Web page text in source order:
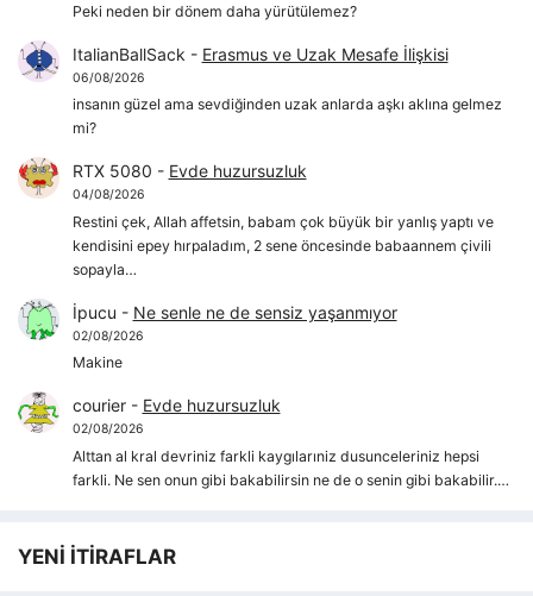
Peki neden bir dönem daha yürütülemez?
ItalianBallSack - Erasmus ve Uzak Mesafe İlişkisi
06/08/2026
insanın güzel ama sevdiğinden uzak anlarda aşkı aklına gelmez
mi?
RTX 5080 - Evde huzursuzluk
04/08/2026
Restini çek, Allah affetsin, babam çok büyük bir yanlış yaptı ve
kendisini epey hırpaladım, 2 sene öncesinde babaannem çivili
sopayla…
İpucu - Ne senle ne de sensiz yaşanmıyor
02/08/2026
Makine
courier- Evde huzursuzluk
02/08/2026
Alttan al kral devriniz farkli kaygılarıniz dusunceleriniz hepsi
farkli. Ne sen onun gibi bakabilirsin ne de o senin gibi bakabilir.…
YENİ İTİRAFLAR